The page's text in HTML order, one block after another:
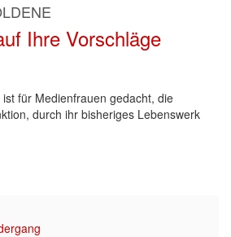
Ihre Vorschläge
für Medienfrauen gedacht, die
durch ihr bisheriges Lebenswerk